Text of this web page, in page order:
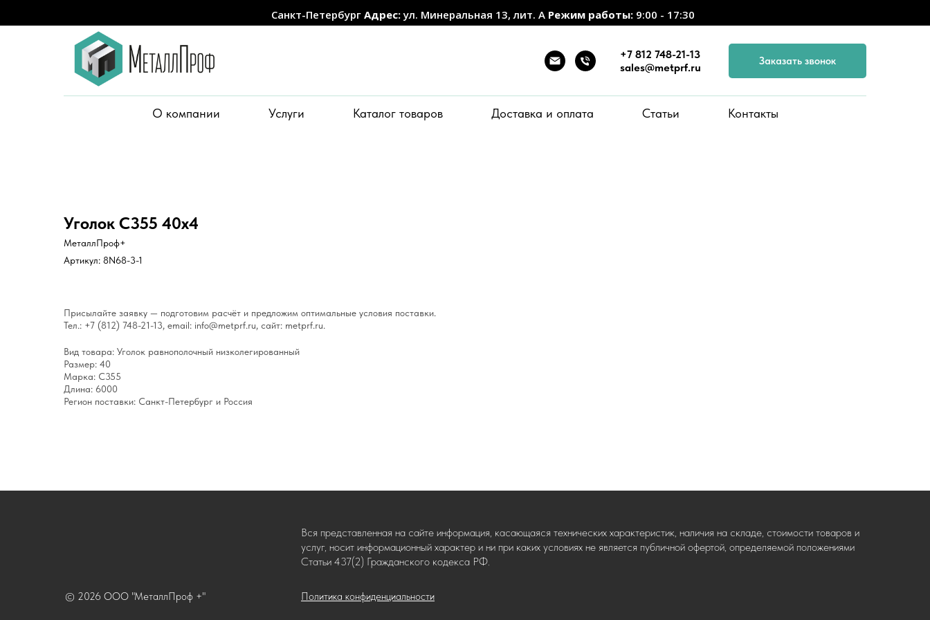
Санкт-Петербург Адрес:ул. Минеральная 13, лит. А Режим работы: 9:00 - 17:30
+7 812 748-21-13
sales@metprf.ru
Заказать звонок
О компании Услуги Каталог товаров Доставка и оплата Статьи Контакты
Уголок С355 40х4
МеталлПроф+
Артикул: 8N68-3-1
Присылайте заявку — подготовим расчёт и предложим оптимальные условия поставки.
Тел.: +7 (812) 748-21-13, email: info@metprf.ru, сайт: metprf.ru.
Вид товара: Уголок равнополочный низколегированный
Размер: 40
Марка: С355
Длина: 6000
Регион поставки: Санкт-Петербург и Россия
Политика конфиденциальности
© 2026 ООО "МеталлПроф +"
Вся представленная на сайте информация, касающаяся технических характеристик, наличия на складе, стоимости товаров и
услуг, носит информационный характер и ни при каких условиях не является публичной офертой, определяемой положениями
Статьи 437(2) Гражданского кодекса РФ.